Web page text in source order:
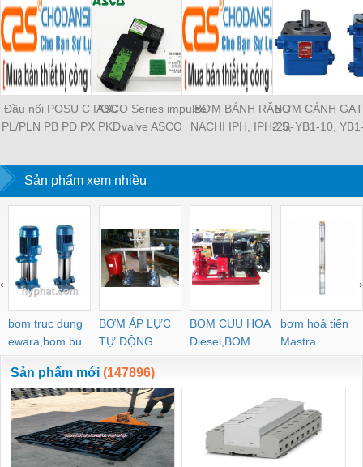
Đầu nối POSU C POC
PL/PLN PB PD PX PKD
PLF PMF PTL SL SS
SCA SAFS SASF HVFS
HVSF PU PV PE PY
HVFF PLJ PYJ PP PG
PEG PW PGJ PPGJ
PYJW SL-C PC-C
POC-C PL-C
ASCO Series impulse
valve ASCO
SCG353A044 ASCO
SCG353A047 ASCO
SCG353A050 ASCO
SXE353.060
BƠM BÁNH RĂNG
NACHI IPH, IPH-2B-
IPH-2A-5-11, IPH-5A-
IPH-5B-50-LT-11, IPH-
100-L-11, IPH-5A-40-
11
BƠM CÁNH
2.5, YB1-10,
100/16 YB1-
YB1-40/12 YB1-
Sản phẩm xem nhiều
bom truc dung
ewara,bom bu
ewara
BƠM ÁP LỰC
TỰ ĐỘNG
BOM CUU HOA
Diesel,BOM
CHUA CHAY
bơm hoả tiển
Mastra
‹ ›
Sản phẩm mới (147896)